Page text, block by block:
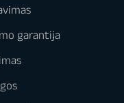
garantija